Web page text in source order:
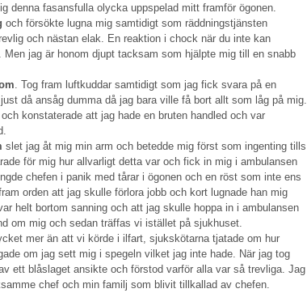
denna fasansfulla olycka uppspelad mitt framför ögonen.
och försökte lugna mig samtidigt som räddningstjänsten
och nästan elak. En reaktion i chock när du inte kan
Men jag är honom djupt tacksam som hjälpte mig till en snabb
. Tog fram luftkuddar samtidigt som jag fick svara på en
då ansåg dumma då jag bara ville få bort allt som låg på mig.
konstaterade att jag hade en bruten handled och var
slet jag åt mig min arm och betedde mig först som ingenting tills
för mig hur allvarligt detta var och fick in mig i ambulansen
chefen i panik med tårar i ögonen och en röst som inte ens
orden att jag skulle förlora jobb och kort lugnade han mig
helt bortom sanning och att jag skulle hoppa in i ambulansen
om mig och sedan träffas vi istället på sjukhuset.
mer än att vi körde i ilfart, sjukskötarna tjatade om hur
om jag sett mig i spegeln vilket jag inte hade. När jag tog
ett blåslaget ansikte och förstod varför alla var så trevliga. Jag
chef och min familj som blivit tillkallad av chefen.